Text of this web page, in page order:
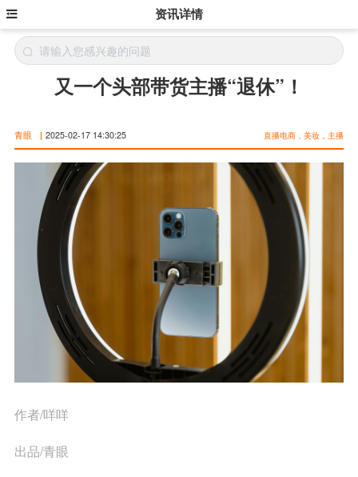
资讯详情
又一个头部带货主播“退休”！
青眼 | 2025-02-17 14:30:25 直播电商，美妆，主播
作者/咩咩
出品/青眼